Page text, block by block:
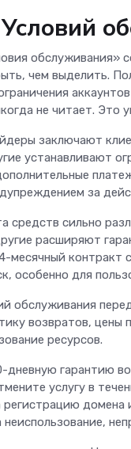
обслуживания»
чем выделить.
не читает.
заключают
устанавливают
за
средств сильно
расширяют
месячный контракт
особенно для
обслуживания
возвратов,
ресурсов.
гарантию
услугу в
домена
неиспользование,